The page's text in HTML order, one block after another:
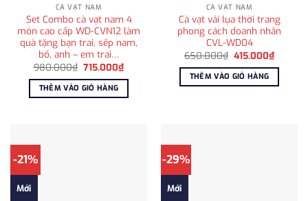
CÀ VẠT NAM
Set Combo cà vạt nam 4
món cao cấp WD-CVN12 làm
quà tặng bạn trai, sếp nam,
bố, anh – em trai…
980.000₫ Giá
là:
980.000₫.
715.000₫Giá
hiện
tại
715.000₫.
THÊM VÀO GIỎ HÀNG
CÀ VẠT NAM
Cà vạt vải lụa thời trang
phong cách doanh nhân
CVL-WD04
650.000₫ Giá
là:
650.000₫.
415.000₫Giá
hiện
tại
THÊM VÀO GIỎ HÀNG
-21%
Mới
-29%
Mới